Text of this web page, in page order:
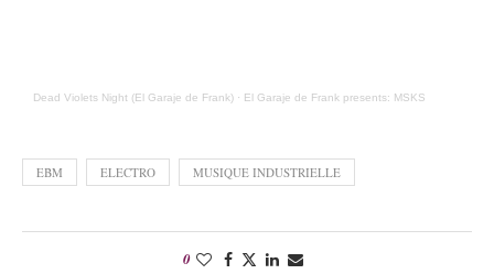
Dead Violets Night (El Garaje de Frank) · El Garaje de Frank presents: MSKS
EBM ELECTRO MUSIQUE INDUSTRIELLE
0